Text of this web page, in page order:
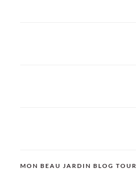
MON BEAU JARDIN BLOG TOUR